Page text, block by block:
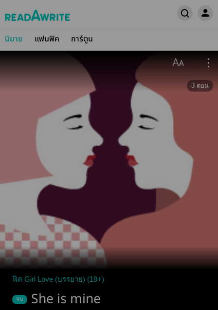
นิยาย แฟนฟิค การ์ตูน
3 ตอน
ฟิค Girl Love (บรรยาย) (18+)
จบ She is mine